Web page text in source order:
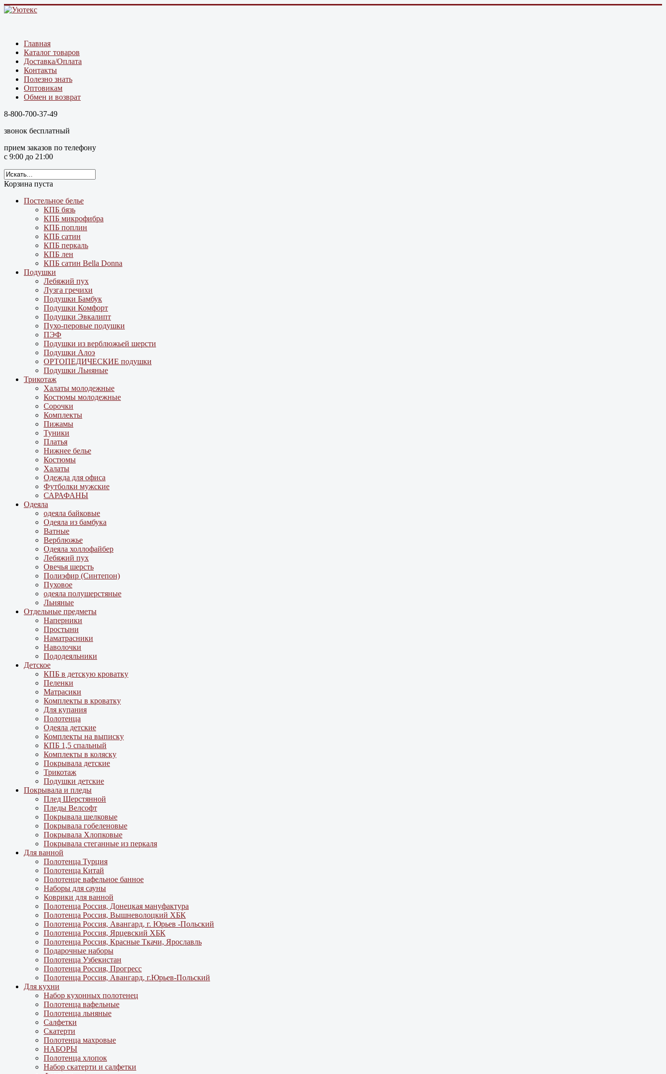
Главная
Каталог товаров
Доставка/Оплата
Контакты
Полезно знать
Оптовикам
Обмен и возврат
8-800-700-37-49
звонок бесплатный
прием заказов по телефону
с 9:00 до 21:00
Корзина пуста
Постельное белье
КПБ бязь
КПБ микрофибра
КПБ поплин
КПБ сатин
КПБ перкаль
КПБ лен
КПБ сатин Bella Donna
Подушки
Лебяжий пух
Лузга гречихи
Подушки Бамбук
Подушки Комфорт
Подушки Эвкалипт
Пухо-перовые подушки
ПЭФ
Подушки из верблюжьей шерсти
Подушки Алоэ
ОРТОПЕДИЧЕСКИЕ подушки
Подушки Льняные
Трикотаж
Халаты молодежные
Костюмы молодежные
Сорочки
Комплекты
Пижамы
Туники
Платья
Нижнее белье
Костюмы
Халаты
Одежда для офиса
Футболки мужские
САРАФАНЫ
Одеяла
одеяла байковые
Одеяла из бамбука
Ватные
Верблюжье
Одеяла холлофайбер
Лебяжий пух
Овечья шерсть
Полиэфир (Синтепон)
Пуховое
одеяла полушерстяные
Льняные
Отдельные предметы
Наперники
Простыни
Наматрасники
Наволочки
Пододеяльники
Детское
КПБ в детскую кроватку
Пеленки
Матрасики
Комплекты в кроватку
Для купания
Полотенца
Одеяла детские
Комплекты на выписку
КПБ 1,5 спальный
Комплекты в коляску
Покрывала детские
Трикотаж
Подушки детские
Покрывала и пледы
Плед Шерстянной
Пледы Велсофт
Покрывала шелковые
Покрывала гобеленовые
Покрывала Хлопковые
Покрывала стеганные из перкаля
Для ванной
Полотенца Турция
Полотенца Китай
Полотенце вафельное банное
Наборы для сауны
Коврики для ванной
Полотенца Россия, Донецкая мануфактура
Полотенца Россия, Вышневолоцкий ХБК
Полотенца Россия, Авангард, г. Юрьев -Польский
Полотенца Россия, Ярцевский ХБК
Полотенца Россия, Красные Ткачи, Ярославль
Подарочные наборы
Полотенца Узбекистан
Полотенца Россия, Прогресс
Полотенца Россия, Авангард, г.Юрьев-Польский
Для кухни
Набор кухонных полотенец
Полотенца вафельные
Полотенца льняные
Салфетки
Скатерти
Полотенца махровые
НАБОРЫ
Полотенца хлопок
Набор скатерти и салфетки